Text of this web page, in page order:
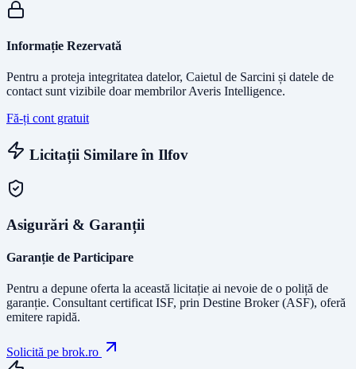
Informație Rezervată
Pentru a proteja integritatea datelor, Caietul de Sarcini și datele de
contact sunt vizibile doar membrilor Averis Intelligence.
Fă-ți cont gratuit
Licitații Similare în Ilfov
Asigurări & Garanții
Garanție de Participare
Pentru a depune oferta la această licitație ai nevoie de o poliță de
garanție. Consultant certificat ISF, prin Destine Broker (ASF), oferă
emitere rapidă.
Solicită pe brok.ro